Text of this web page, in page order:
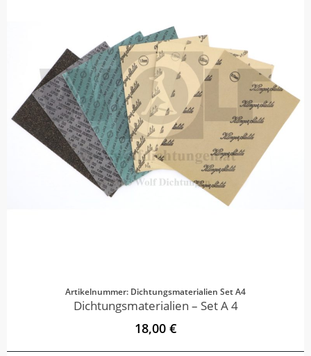
Artikelnummer: Dichtungsmaterialien Set A4
Dichtungsmaterialien – Set A 4
18,00 €